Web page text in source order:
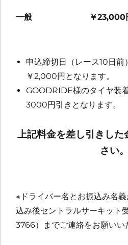
一般 ￥23,000
申込締切日（レース10日
￥2,000円となります。
GOODRIDE様のタイヤ装
3000円引きとなります。
上記料金を差し引きした
さい。
※ドライバー名とお振込み名
込み後セントラルサーキット
3766）までご連絡をお願いい